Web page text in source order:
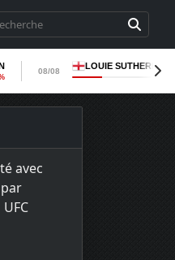
08/08
LOUIE
avec